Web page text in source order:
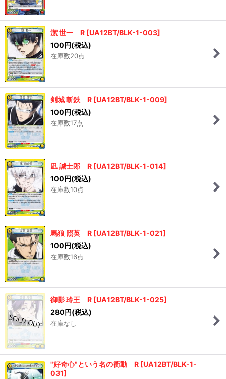
潔 世一 R [UA12BT/BLK-1-003]
100円(税込)
在庫数20点
剣城 斬鉄 R [UA12BT/BLK-1-009]
100円(税込)
在庫数17点
凪 誠士郎 R [UA12BT/BLK-1-014]
100円(税込)
在庫数10点
馬狼 照英 R [UA12BT/BLK-1-021]
100円(税込)
在庫数16点
御影 玲王 R [UA12BT/BLK-1-025]
280円(税込)
在庫なし
"好奇心"という名の衝動 R [UA12BT/BLK-1-
031]